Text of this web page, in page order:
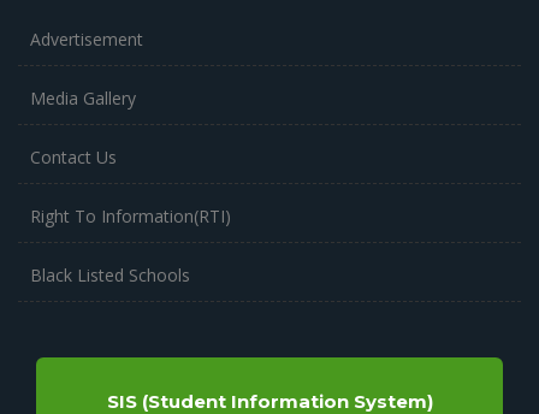
Advertisement
Media Gallery
Contact Us
Right To Information(RTI)
Black Listed Schools
SIS (Student Information System)